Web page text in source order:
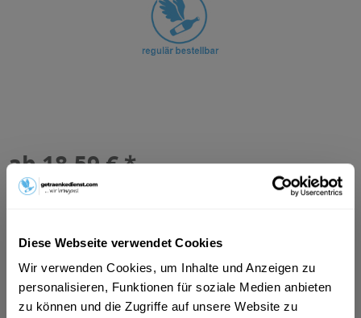
Diese Webseite verwendet Cookies
Wir verwenden Cookies, um Inhalte und Anzeigen zu
personalisieren, Funktionen für soziale Medien anbieten
zu können und die Zugriffe auf unsere Website zu
ab 18,59 € *
Inhalt:10 Liter (1,86 € * / 1 Liter)
inkl. MwSt. ggf. zzgl. Erschwerniszuschlag
MEHRWEG
+3,10 € Pfand
In denWarenkorb